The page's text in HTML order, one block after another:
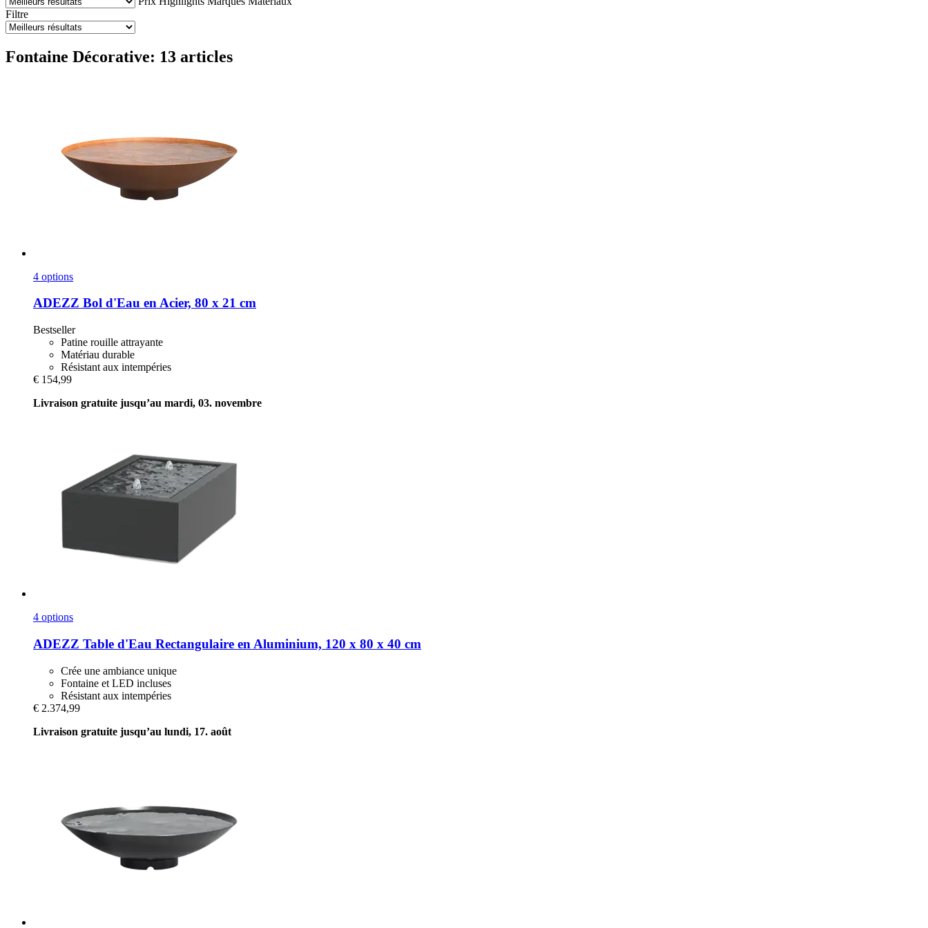
Filtre
Fontaine Décorative: 13 articles
4 options
ADEZZ Bol d'Eau en Acier, 80 x 21 cm
Bestseller
Patine rouille attrayante
Matériau durable
Résistant aux intempéries
€ 154,99
Livraison gratuite jusqu’au mardi, 03. novembre
4 options
ADEZZ Table d'Eau Rectangulaire en Aluminium, 120 x 80 x 40 cm
Crée une ambiance unique
Fontaine et LED incluses
Résistant aux intempéries
€ 2.374,99
Livraison gratuite jusqu’au lundi, 17. août